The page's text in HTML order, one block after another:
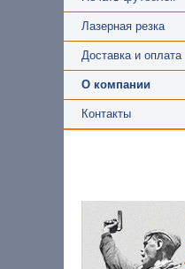
Лазерная резка
Доставка и оплата
О компании
Контакты